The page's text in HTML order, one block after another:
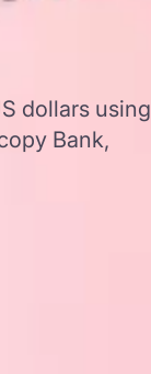
dollars using
Bank,